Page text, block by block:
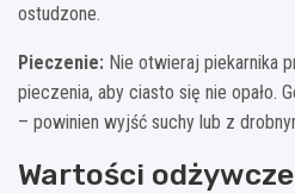
ostudzone.
Pieczenie: Nie otwieraj piekarnika
pieczenia, aby ciasto się nie opało.
– powinien wyjść suchy lub z
Wartości